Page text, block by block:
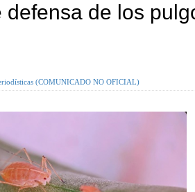
de los
(COMUNICADO NO OFICIAL)